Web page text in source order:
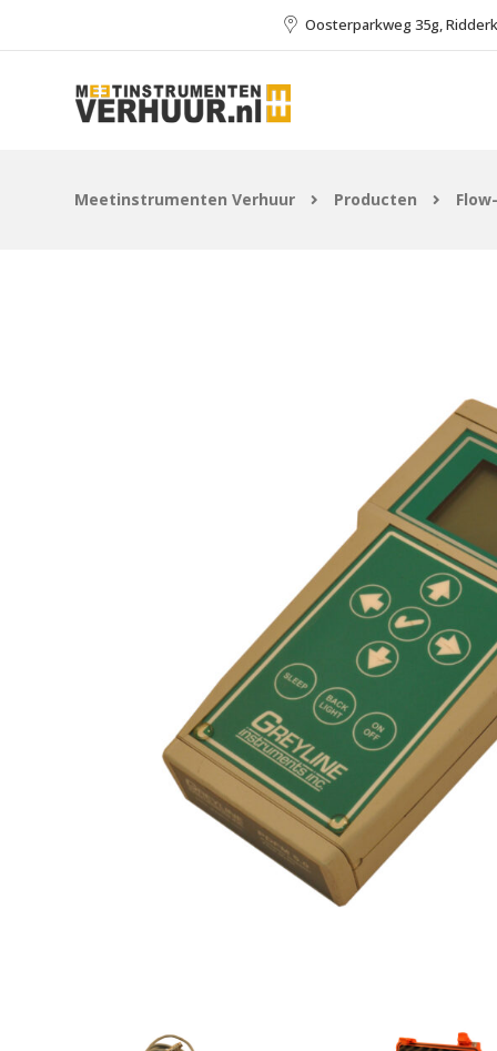
Oosterparkweg 35g,
Meetinstrumenten Verhuur Producten